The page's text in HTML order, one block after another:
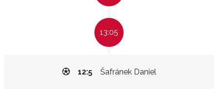
13:05
Šafránek Daniel
12:5